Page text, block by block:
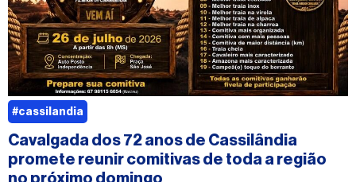
Cavalgada dos 72 anos de Cassilândia
promete reunir comitivas de toda a região
#cassilandia